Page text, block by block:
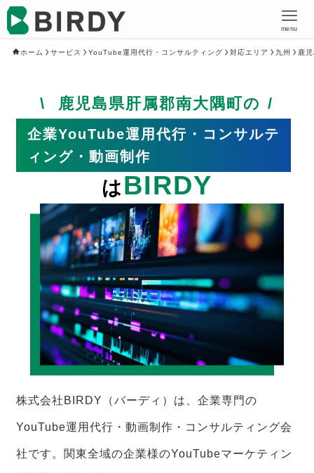
menu
ホーム サービス YouTube運用代行・コンサルティング 対応エリア 九州 鹿
鹿児島県肝属郡南大隅町の
企業YouTube運用代行・コンサルテ
ィング・動画制作
はBIRDY
株式会社BIRDY（バーディ）は、企業専門の
YouTube運用代行・動画制作・コンサルティング会
社です。関東全域の企業様のYouTubeマーケティン